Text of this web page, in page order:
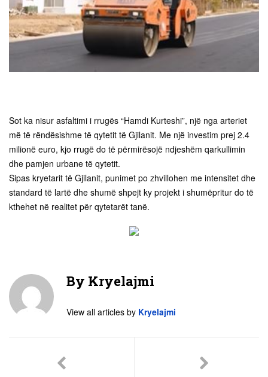
Sot ka nisur asfaltimi i rrugës “Hamdi Kurteshi”, një nga arteriet
më të rëndësishme të qytetit të Gjilanit. Me një investim prej 2.4
milionë euro, kjo rrugë do të përmirësojë ndjeshëm qarkullimin
dhe pamjen urbane të qytetit.
Sipas kryetarit të Gjilanit, punimet po zhvillohen me intensitet dhe
standard të lartë dhe shumë shpejt ky projekt i shumëpritur do të
kthehet në realitet për qytetarët tanë.
By Kryelajmi
View all articles by Kryelajmi